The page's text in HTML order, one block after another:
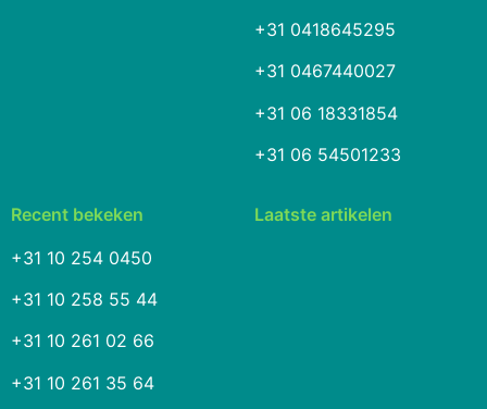
+31 0418645295
+31 0467440027
+31 06 18331854
+31 06 54501233
Recent bekeken
+31 10 254 0450
+31 10 258 55 44
+31 10 261 02 66
+31 10 261 35 64
Laatste artikelen